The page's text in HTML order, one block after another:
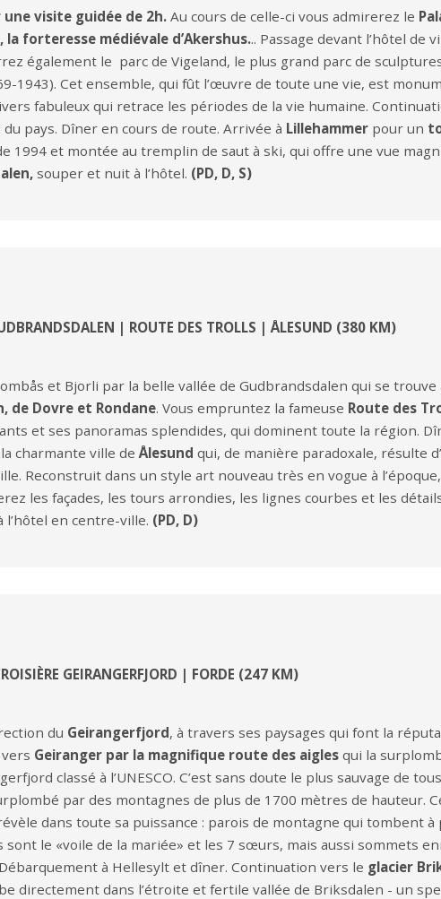
visite guidée de 2h. Au cours de celle-ci vous admirerez le
la forteresse médiévale d’Akershus... Passage devant l’hôtel de
également le parc de Vigeland, le plus grand parc de
1943). Cet ensemble, qui fût l’œuvre de toute une vie, est
fabuleux qui retrace les périodes de la vie humaine.
pays. Dîner en cours de route. Arrivée à Lillehammer pour un
1994 et montée au tremplin de saut à ski, qui offre une vue
souper et nuit à l’hôtel. (PD, D, S)
| ROUTE DES TROLLS | ÅLESUND (380 KM)
et Bjorli par la belle vallée de Gudbrandsdalen qui se
de Dovre et Rondane. Vous empruntez la fameuse Route des
et ses panoramas splendides, qui dominent toute la région.
charmante ville deÅlesund qui, de manière paradoxale, résulte
Reconstruit dans un style art nouveau très en vogue à
les façades, les tours arrondies, les lignes courbes et les
l’hôtel en centre-ville. (PD, D)
GEIRANGERFJORD | FORDE (247 KM)
du Geirangerfjord, à travers ses paysages qui font la
Geiranger par la magnifique route des aigles qui la
classé à l’UNESCO. C’est sans doute le plus sauvage de
par des montagnes de plus de 1700 mètres de hauteur.
dans toute sa puissance : parois de montagne qui tombent
sont le «voile de la mariée» et les 7 sœurs, mais aussi sommets
à Hellesylt et dîner. Continuation vers le glacier
directement dans l’étroite et fertile vallée de Briksdalen - un